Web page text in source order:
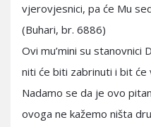
vjerovjesnici, pa će Mu
(Buhari, br. 6886)
Ovi mu’mini su stanovnici
niti će biti zabrinuti i bit će
Nadamo se da je ovo
ovoga ne kažemo ništa